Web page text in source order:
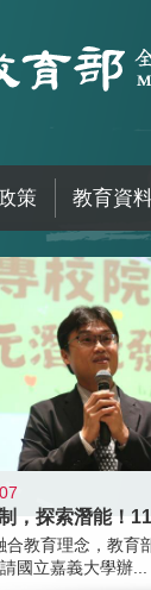
策 教育資
合教育理念，教育
國立嘉義大學辦...